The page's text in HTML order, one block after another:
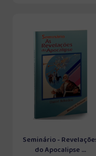
Seminário -
do Apocalipse ...